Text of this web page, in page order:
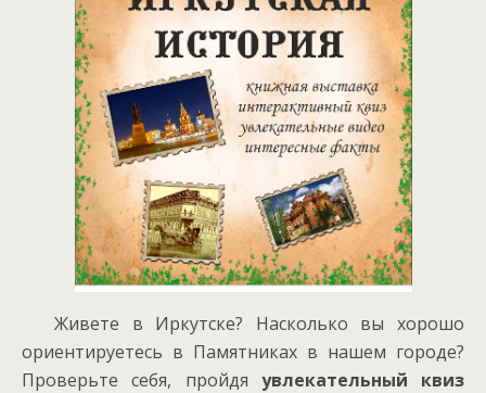
Живете в Иркутске? Насколько вы хорошо
ориентируетесь в Памятниках в нашем городе?
Проверьте себя, пройдя увлекательный квиз